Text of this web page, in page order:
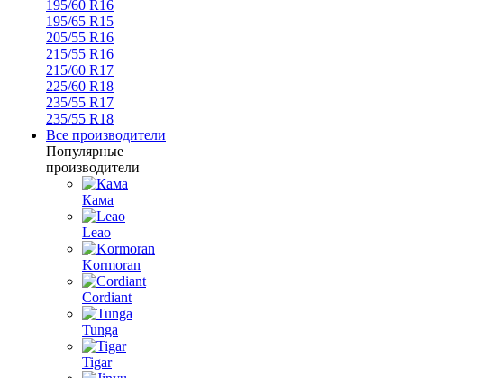
195/60 R16
195/65 R15
205/55 R16
215/55 R16
215/60 R17
225/60 R18
235/55 R17
235/55 R18
Все производители
Популярные
производители
Кама
Leao
Kormoran
Cordiant
Tunga
Tigar